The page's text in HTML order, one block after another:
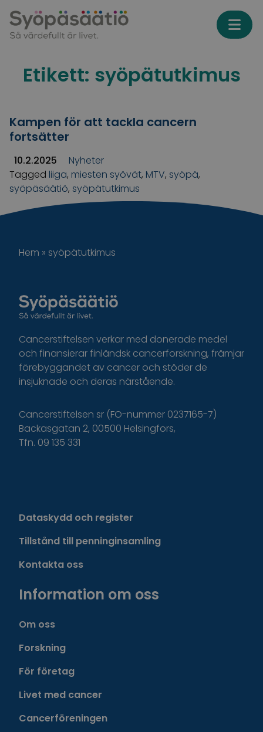
Etikett: syöpätutkimus
Kampen för att tackla cancern
fortsätter
10.2.2025
Nyheter
Tagged liiga, miesten syövät, MTV, syöpä,
syöpäsäätiö, syöpätutkimus
Hem » syöpätutkimus
Cancerstiftelsen verkar med donerade medel
och finansierar finländsk cancerforskning, främjar
förebyggandet av cancer och stöder de
insjuknade och deras närstående.
Cancerstiftelsen sr (FO-nummer 0237165-7)
Backasgatan 2, 00500 Helsingfors,
Tfn. 09 135 331
Dataskydd och register
Tillstånd till penninginsamling
Kontakta oss
Information om oss
Om oss
Forskning
För företag
Livet med cancer
Cancerföreningen